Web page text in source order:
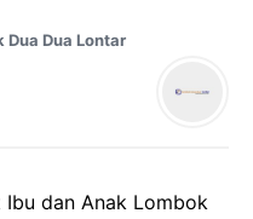
Dua Dua Lontar
Ibu dan Anak Lombok